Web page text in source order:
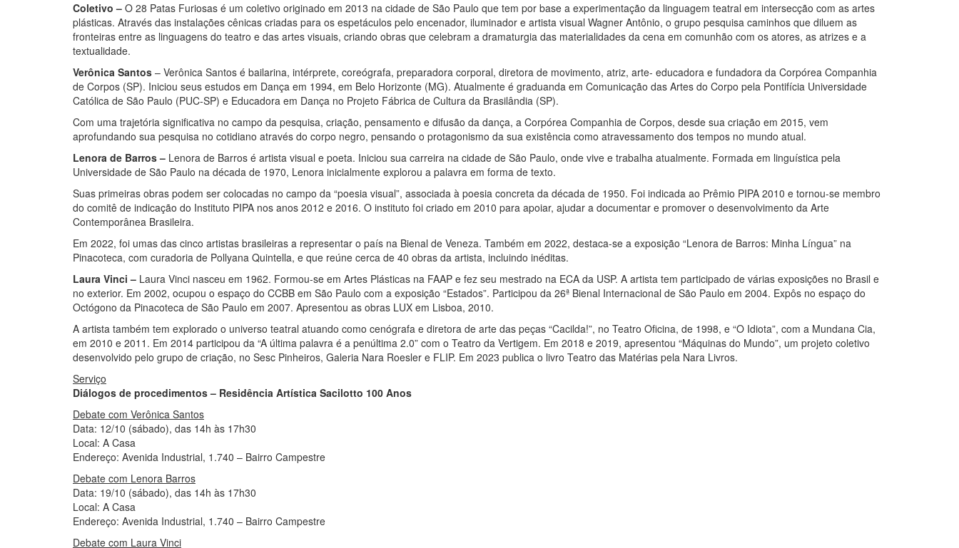
Coletivo – O 28 Patas Furiosas é um coletivo originado em 2013 na cidade de São Paulo que tem por base a experimentação da linguagem teatral em intersecção com as artes
plásticas. Através das instalações cênicas criadas para os espetáculos pelo encenador, iluminador e artista visual Wagner Antônio, o grupo pesquisa caminhos que diluem as
fronteiras entre as linguagens do teatro e das artes visuais, criando obras que celebram a dramaturgia das materialidades da cena em comunhão com os atores, as atrizes e a
textualidade.
Verônica Santos – Verônica Santos é bailarina, intérprete, coreógrafa, preparadora corporal, diretora de movimento, atriz, arte- educadora e fundadora da Corpórea Companhia
de Corpos (SP). Iniciou seus estudos em Dança em 1994, em Belo Horizonte (MG). Atualmente é graduanda em Comunicação das Artes do Corpo pela Pontifícia Universidade
Católica de São Paulo (PUC-SP) e Educadora em Dança no Projeto Fábrica de Cultura da Brasilândia (SP).
Com uma trajetória significativa no campo da pesquisa, criação, pensamento e difusão da dança, a Corpórea Companhia de Corpos, desde sua criação em 2015, vem
aprofundando sua pesquisa no cotidiano através do corpo negro, pensando o protagonismo da sua existência como atravessamento dos tempos no mundo atual.
Lenora de Barros – Lenora de Barros é artista visual e poeta. Iniciou sua carreira na cidade de São Paulo, onde vive e trabalha atualmente. Formada em linguística pela
Universidade de São Paulo na década de 1970, Lenora inicialmente explorou a palavra em forma de texto.
Suas primeiras obras podem ser colocadas no campo da “poesia visual”, associada à poesia concreta da década de 1950. Foi indicada ao Prêmio PIPA 2010 e tornou-se membro
do comitê de indicação do Instituto PIPA nos anos 2012 e 2016. O instituto foi criado em 2010 para apoiar, ajudar a documentar e promover o desenvolvimento da Arte
Contemporânea Brasileira.
Em 2022, foi umas das cinco artistas brasileiras a representar o país na Bienal de Veneza. Também em 2022, destaca-se a exposição “Lenora de Barros: Minha Língua” na
Pinacoteca, com curadoria de Pollyana Quintella, e que reúne cerca de 40 obras da artista, incluindo inéditas.
Laura Vinci – Laura Vinci nasceu em 1962. Formou-se em Artes Plásticas na FAAP e fez seu mestrado na ECA da USP. A artista tem participado de várias exposições no Brasil e
no exterior. Em 2002, ocupou o espaço do CCBB em São Paulo com a exposição “Estados”. Participou da 26ª Bienal Internacional de São Paulo em 2004. Expôs no espaço do
Octógono da Pinacoteca de São Paulo em 2007. Apresentou as obras LUX em Lisboa, 2010.
A artista também tem explorado o universo teatral atuando como cenógrafa e diretora de arte das peças “Cacilda!”, no Teatro Oficina, de 1998, e “O Idiota”, com a Mundana Cia,
em 2010 e 2011. Em 2014 participou da “A última palavra é a penúltima 2.0” com o Teatro da Vertigem. Em 2018 e 2019, apresentou “Máquinas do Mundo”, um projeto coletivo
desenvolvido pelo grupo de criação, no Sesc Pinheiros, Galeria Nara Roesler e FLIP. Em 2023 publica o livro Teatro das Matérias pela Nara Livros.
Serviço
Diálogos de procedimentos – Residência Artística Sacilotto 100 Anos
Debate com Verônica Santos
Data: 12/10 (sábado), das 14h às 17h30
Local: A Casa
Endereço: Avenida Industrial, 1.740 – Bairro Campestre
Debate com Lenora Barros
Data: 19/10 (sábado), das 14h às 17h30
Local: A Casa
Endereço: Avenida Industrial, 1.740 – Bairro Campestre
Debate com Laura Vinci